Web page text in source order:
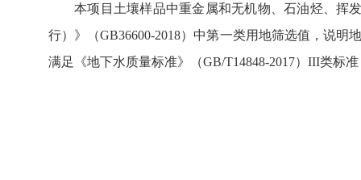
本项目土壤样品中重金属和无机物、石油烃、挥
行）》（GB36600-2018）中第一类用地筛选值，说
满足《地下水质量标准》（GB/T14848-2017）III类标